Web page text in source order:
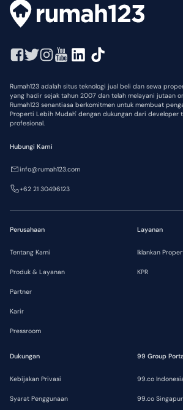
Rumah123 adalah situs teknologi jual beli dan sewa
yang hadir sejak tahun 2007 dan telah melayani jutaan
Rumah123 senantiasa berkomitmen untuk membuat
Properti Lebih Mudah' dengan dukungan dari developer
profesional.
Perusahaan
Tentang Kami
Produk & Layanan
Partner
Karir
Pressroom
Layanan
Iklankan
KPR
Dukungan
Kebijakan Privasi
Syarat Penggunaan
99 Group
99.co
99.co
Hubungi Kami
info@rumah123.com
+62 21 30496123